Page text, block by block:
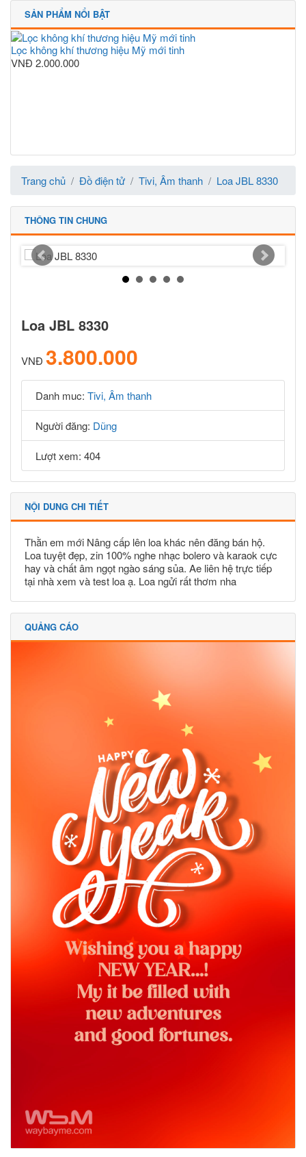
SẢN PHẨM NỔI BẬT
Lọc không khí thương hiệu Mỹ mới tinh
VNĐ 2.000.000
Trang chủ Đồ điện tử Tivi, Âm thanh Loa JBL 8330
THÔNG TIN CHUNG
Loa JBL 8330
VNĐ 3.800.000
Danh muc: Tivi, Âm thanh
Người đăng: Dũng
Lượt xem: 404
NỘI DUNG CHI TIẾT
Thằn em mới Nâng cấp lên loa khác nên đăng bán hộ.
Loa tuyệt đẹp, zin 100% nghe nhạc bolero và karaok cực
hay và chất âm ngọt ngào sáng sủa. Ae liên hệ trực tiếp
tại nhà xem và test loa ạ. Loa ngửi rất thơm nha
QUẢNG CÁO